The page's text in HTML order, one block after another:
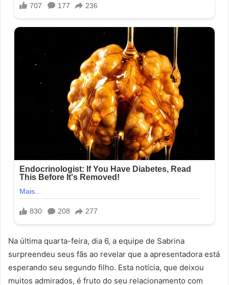
Na última quarta-feira, dia 6, a equipe de Sabrina
surpreendeu seus fãs ao revelar que a apresentadora está
esperando seu segundo filho. Esta notícia, que deixou
muitos admirados, é fruto do seu relacionamento com